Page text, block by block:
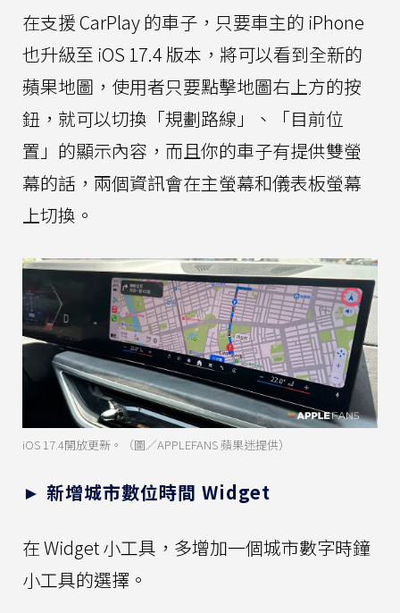
在支援 CarPlay 的車子，只要車主的 iPhone
也升級至 iOS 17.4 版本，將可以看到全新的
蘋果地圖，使用者只要點擊地圖右上方的按
鈕，就可以切換「規劃路線」、「目前位
置」的顯示內容，而且你的車子有提供雙螢
幕的話，兩個資訊會在主螢幕和儀表板螢幕
上切換。
iOS 17.4開放更新。（圖／APPLEFANS 蘋果迷提供）
► 新增城市數位時間 Widget
在 Widget 小工具，多增加一個城市數字時鐘
小工具的選擇。